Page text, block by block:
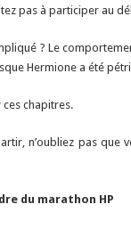
pas à participer au
? Le
Hermione a été
ces chapitres.
n’oubliez pas
du marathon HP